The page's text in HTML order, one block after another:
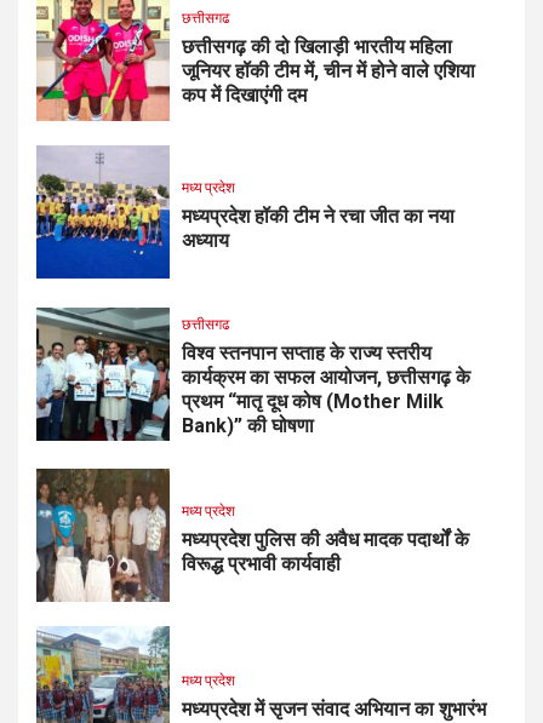
छत्तीसगढ
छत्तीसगढ़ की दो खिलाड़ी भारतीय महिला
जूनियर हॉकी टीम में, चीन में होने वाले एशिया
कप में दिखाएंगी दम
मध्य प्रदेश
मध्यप्रदेश हॉकी टीम ने रचा जीत का नया
अध्याय
छत्तीसगढ
विश्व स्तनपान सप्ताह के राज्य स्तरीय
कार्यक्रम का सफल आयोजन, छत्तीसगढ़ के
प्रथम “मातृ दूध कोष (Mother Milk
Bank)” की घोषणा
मध्य प्रदेश
मध्यप्रदेश पुलिस की अवैध मादक पदार्थों के
विरूद्ध प्रभावी कार्यवाही
मध्य प्रदेश
मध्यप्रदेश में सृजन संवाद अभियान का शुभारंभ